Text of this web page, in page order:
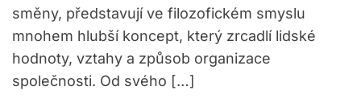
směny, představují ve filozofickém smyslu
mnohem hlubší koncept, který zrcadlí lidské
hodnoty, vztahy a způsob organizace
společnosti. Od svého […]